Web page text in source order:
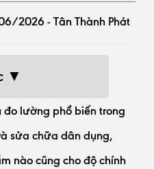
2026 - Tân Thành Phát
▼
đo lường phổ biến trong
sửa chữa dân dụng,
nào cũng cho độ chính